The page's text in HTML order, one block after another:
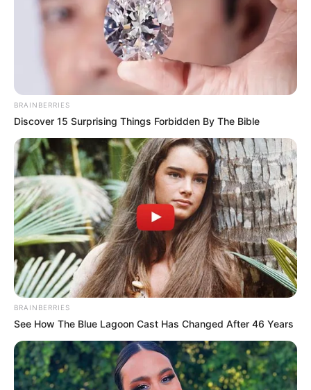
BRAINBERRIES
Discover 15 Surprising Things Forbidden By The Bible
BRAINBERRIES
See How The Blue Lagoon Cast Has Changed After 46 Years